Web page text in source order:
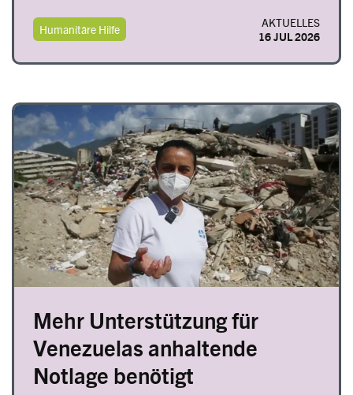
Humanitäre Hilfe
AKTUELLES
16 JUL 2026
Image
Mehr Unterstützung für
Venezuelas anhaltende
Notlage benötigt